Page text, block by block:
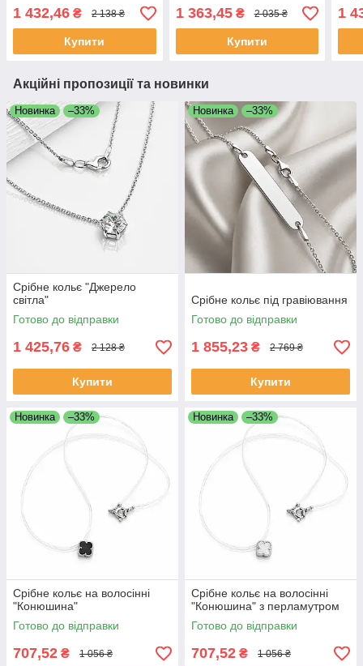
1 432,46 ₴ 2 138 ₴
Купити
1 363,45₴ 2 035 ₴
Купити
1
Акційні пропозиції та новинки
Новинка –33%
Срібне кольє "Джерело
світла"
Готово до відправки
1 425,76 ₴ 2 128 ₴
Купити
Новинка –33%
Срібне кольє під гравіювання
Готово до відправки
1 855,23 ₴ 2 769 ₴
Купити
Новинка –33%
Срібне кольє на волосінні
"Конюшина"
Готово до відправки
707,52 ₴ 1 056 ₴
Новинка –33%
Срібне кольє на волосінні
"Конюшина" з перламутром
Готово до відправки
707,52 ₴ 1 056 ₴